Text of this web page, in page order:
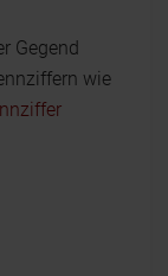
Gegend
wie